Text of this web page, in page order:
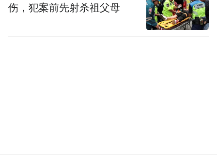
伤，犯案前先射杀祖父母